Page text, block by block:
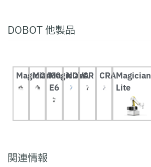
DOBOT 他製品
Magician
MG400Magician
E6
NOVACR CRAMagician
Lite
関連情報